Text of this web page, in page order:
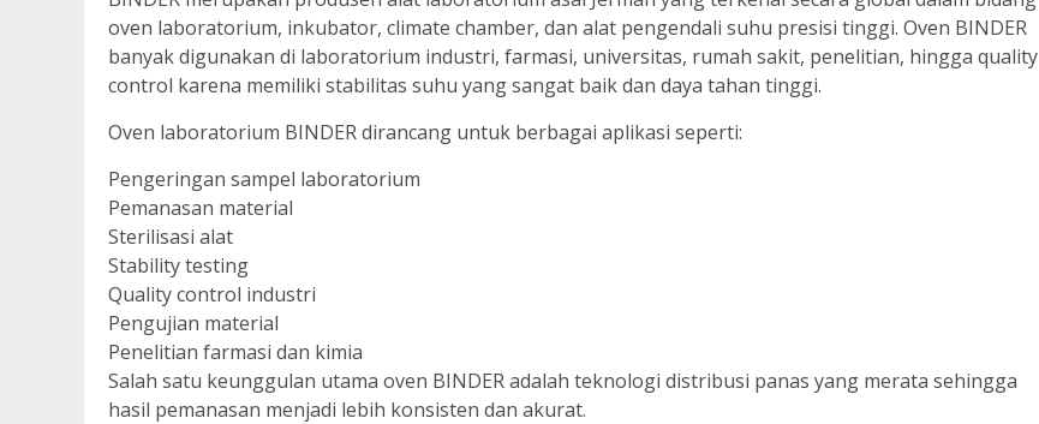
oven laboratorium, inkubator, climate chamber, dan alat pengendali suhu presisi tinggi. Oven BINDER
banyak digunakan di laboratorium industri, farmasi, universitas, rumah sakit, penelitian, hingga quality
control karena memiliki stabilitas suhu yang sangat baik dan daya tahan tinggi.
Oven laboratorium BINDER dirancang untuk berbagai aplikasi seperti:
Pengeringan sampel laboratorium
Pemanasan material
Sterilisasi alat
Stability testing
Quality control industri
Pengujian material
Penelitian farmasi dan kimia
Salah satu keunggulan utama oven BINDER adalah teknologi distribusi panas yang merata sehingga
hasil pemanasan menjadi lebih konsisten dan akurat.